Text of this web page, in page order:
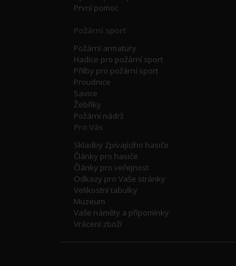
První pomoc
Požární sport
Požární armatury
Hadice pro požární sport
Přilby pro požární sport
Proudnice
Savice
Žebříky
Požární nádrž
Pro Vás
Skladby Zpívajícího hasiče
Články pro hasiče
Články pro veřejnost
Odkazy pro Vaše stránky
Velikostní tabulky
Muzeum
Vaše náměty a přípomínky
Vrácení zboží